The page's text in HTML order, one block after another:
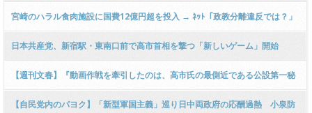
付き合ってる男と母逮捕
宮崎のハラル食肉施設に国費12億円超を投入 → ﾈｯﾄ「政教分離違反では？」
「和牛をメッカに向けてアッラーフ・アクバル」「輸出ビジネスの支援でし
ょ？」
日本共産党、新宿駅・東南口前で高市首相を撃つ「新しいゲーム」開始
「流石におかしい」と非難の声相次ぐ
【週刊文春】『動画作戦を牽引したのは、高市氏の最側近である公設第一秘
書・木下剛志氏らだ！』『高市陣営が流した「進次郎は無能」動画《陣営の
【自民党内のパヨク】「新型軍国主義」巡り日中両政府の応酬過熱 小泉防